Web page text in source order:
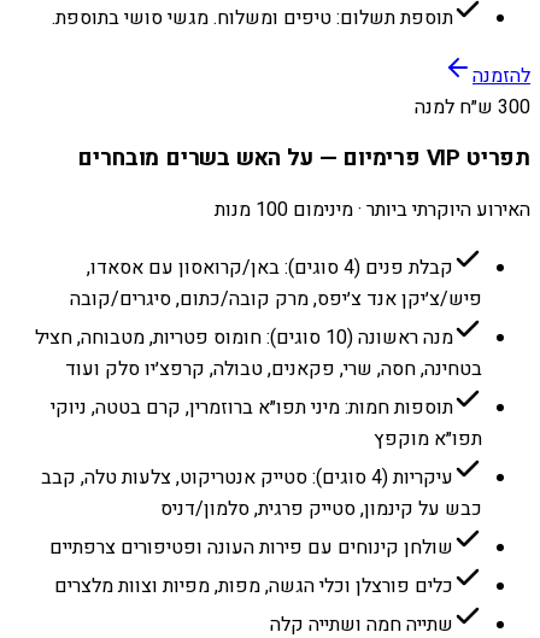
תוספת תשלום: טיפים ומשלוח. מגשי סושי בתוספת.
להזמנה
300 ש״ח למנה
תפריט VIP פרימיום — על האש בשרים מובחרים
האירוע היוקרתי ביותר · מינימום 100 מנות
קבלת פנים (4 סוגים): באן/קרואסון עם אסאדו,
פיש/צ׳יקן אנד צ׳יפס, מרק קובה/כתום, סיגרים/קובה
מנה ראשונה (10 סוגים): חומוס פטריות, מטבוחה, חציל
בטחינה, חסה, שרי, פקאנים, טבולה, קרפצ׳יו סלק ועוד
תוספות חמות: מיני תפו״א ברוזמרין, קרם בטטה, ניוקי
תפו״א מוקפץ
עיקריות (4 סוגים): סטייק אנטריקוט, צלעות טלה, קבב
כבש על קינמון, סטייק פרגית, סלמון/דניס
שולחן קינוחים עם פירות העונה ופטיפורים צרפתיים
כלים פורצלן וכלי הגשה, מפות, מפיות וצוות מלצרים
שתייה חמה ושתייה קלה